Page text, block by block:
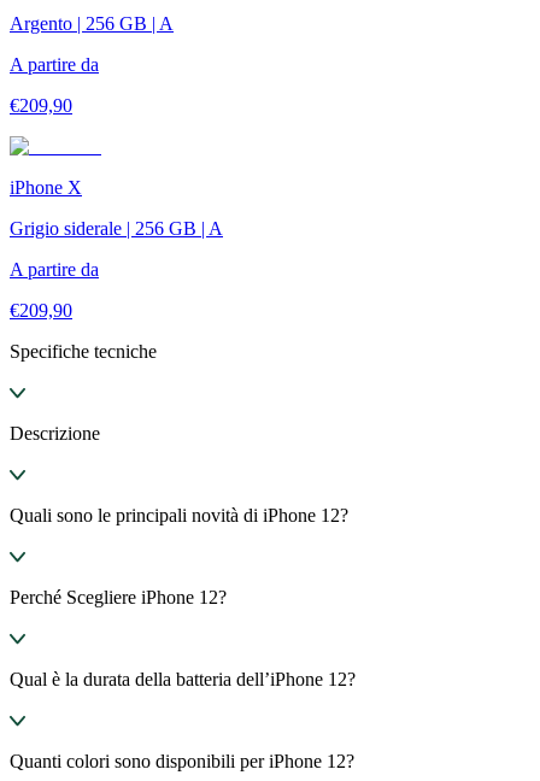
Argento | 256 GB | A
A partire da
€209,90
iPhone X
Grigio siderale | 256 GB | A
A partire da
€209,90
Specifiche tecniche
Descrizione
Quali sono le principali novità di iPhone 12?
Perché Scegliere iPhone 12?
Qual è la durata della batteria dell’iPhone 12?
Quanti colori sono disponibili per iPhone 12?